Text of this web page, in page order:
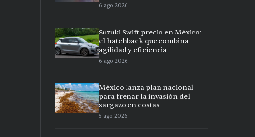
6 ago 2026
Suzuki Swift precio en México:
el hatchback que combina
agilidad y eficiencia
6 ago 2026
México lanza plan nacional
para frenar la invasión del
sargazo en costas
5 ago 2026